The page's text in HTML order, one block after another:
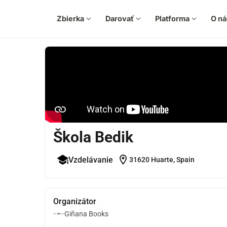
Zbierka expand_more Darovať expand_more Platforma expand_more O
Škola Bedik
Vzdelávanie location_on 31620 Huarte, Spain
Organizátor
Giñana Books